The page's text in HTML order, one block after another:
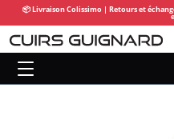
📦 Livraison Colissimo | Retours et